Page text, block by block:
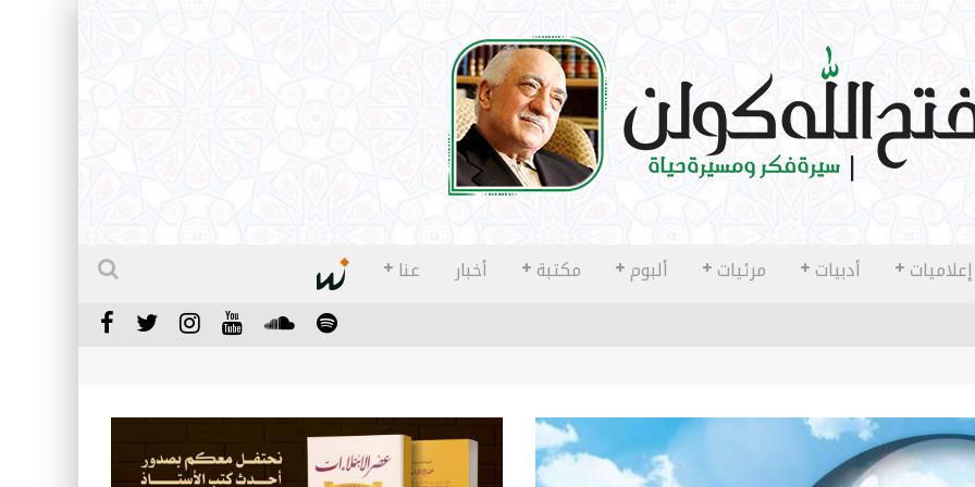
إعلاميات أدبيات مرئيات ألبوم مكتبة أخبار عنا